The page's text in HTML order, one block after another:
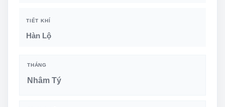
TIẾT KHÍ
Hàn Lộ
THÁNG
Nhâm Tý